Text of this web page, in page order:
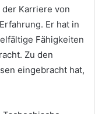
Karriere von
Er hat in
Fähigkeiten
Zu den
eingebracht hat,